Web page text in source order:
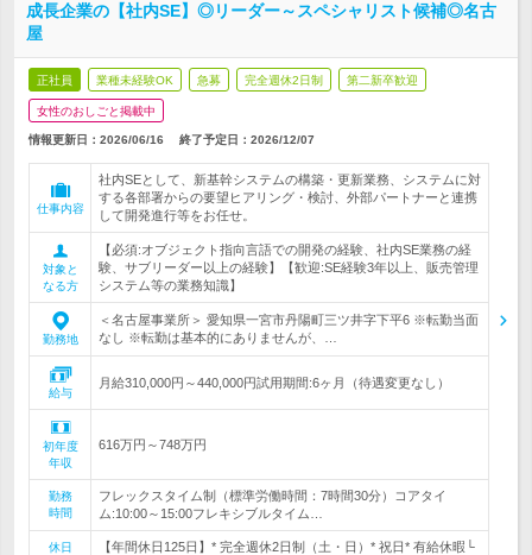
成長企業の【社内SE】◎リーダー～スペシャリスト候補◎名古
屋
正社員 業種未経験OK 急募 完全週休2日制 第二新卒歓迎
女性のおしごと掲載中
情報更新日：2026/06/16 終了予定日： 2026/12/07
仕事内容
社内SEとして、新基幹システムの構築・更新業務、システムに対
する各部署からの要望ヒアリング・検討、外部パートナーと連携
して開発進行等をお任せ。
対象と
なる方
【必須:オブジェクト指向言語での開発の経験、社内SE業務の経
験、サブリーダー以上の経験】【歓迎:SE経験3年以上、販売管理
システム等の業務知識】
勤務地
＜名古屋事業所＞ 愛知県一宮市丹陽町三ツ井字下平6 ※転勤当面
なし ※転勤は基本的にありませんが、…
給与
月給310,000円～440,000円試用期間:6ヶ月（待遇変更なし）
初年度
年収
616万円～748万円
勤務
時間
フレックスタイム制（標準労働時間：7時間30分）コアタイ
ム:10:00～15:00フレキシブルタイム…
休日
【年間休日125日】* 完全週休2日制（土・日）* 祝日* 有給休暇└